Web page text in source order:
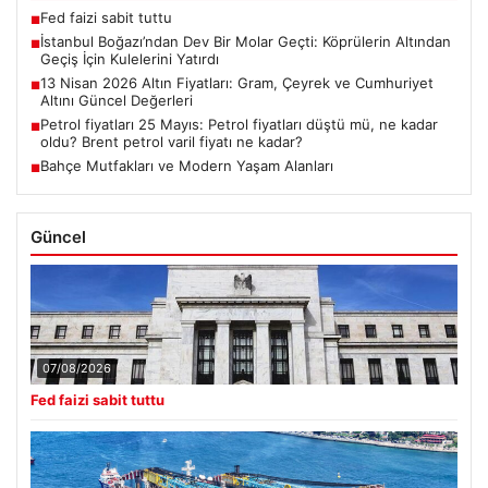
■Fed faizi sabit tuttu
■İstanbul Boğazı’ndan Dev Bir Molar Geçti: Köprülerin Altından
Geçiş İçin Kulelerini Yatırdı
■13 Nisan 2026 Altın Fiyatları: Gram, Çeyrek ve Cumhuriyet
Altını Güncel Değerleri
■Petrol fiyatları 25 Mayıs: Petrol fiyatları düştü mü, ne kadar
oldu? Brent petrol varil fiyatı ne kadar?
■Bahçe Mutfakları ve Modern Yaşam Alanları
Güncel
07/08/2026
Fed faizi sabit tuttu